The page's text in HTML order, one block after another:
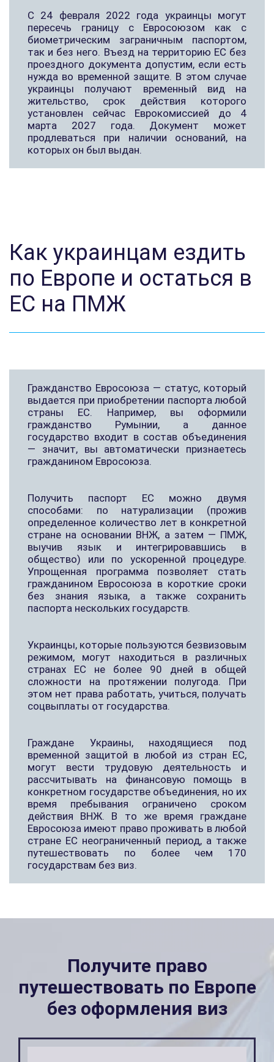
С 24 февраля 2022 года украинцы могут
пересечь границу с Евросоюзом как с
биометрическим заграничным паспортом,
так и без него. Въезд на территорию ЕС без
проездного документа допустим, если есть
нужда во временной защите. В этом случае
украинцы получают временный вид на
жительство, срок действия которого
установлен сейчас Еврокомиссией до 4
марта 2027 года. Документ может
продлеваться при наличии оснований, на
которых он был выдан.
Как украинцам ездить
по Европе и остаться в
ЕС на ПМЖ
Гражданство Евросоюза — статус, который
выдается при приобретении паспорта любой
страны ЕС. Например, вы оформили
гражданство Румынии, а данное
государство входит в состав объединения
— значит, вы автоматически признаетесь
гражданином Евросоюза.
Получить паспорт ЕС можно двумя
способами: по натурализации (прожив
определенное количество лет в конкретной
стране на основании ВНЖ, а затем — ПМЖ,
выучив язык и интегрировавшись в
общество) или по ускоренной процедуре.
Упрощенная программа позволяет стать
гражданином Евросоюза в короткие сроки
без знания языка, а также сохранить
паспорта нескольких государств.
Украинцы, которые пользуются безвизовым
режимом, могут находиться в различных
странах ЕС не более 90 дней в общей
сложности на протяжении полугода. При
этом нет права работать, учиться, получать
соцвыплаты от государства.
Граждане Украины, находящиеся под
временной защитой в любой из стран ЕС,
могут вести трудовую деятельность и
рассчитывать на финансовую помощь в
конкретном государстве объединения, но их
время пребывания ограничено сроком
действия ВНЖ. В то же время граждане
Евросоюза имеют право проживать в любой
стране ЕС неограниченный период, а также
путешествовать по более чем 170
государствам без виз.
Получите право
путешествовать по Европе
без оформления виз